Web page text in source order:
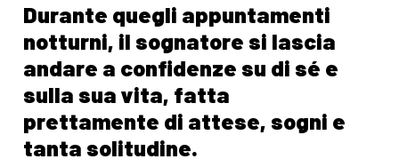
Durante quegli appuntamenti
notturni, il sognatore si lascia
andare a confidenze su di sé e
sulla sua vita, fatta
prettamente di attese, sogni e
tanta solitudine.